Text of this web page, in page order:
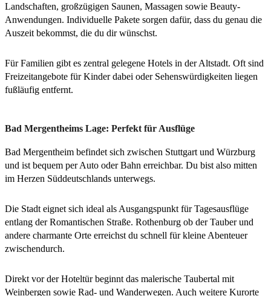
Landschaften, großzügigen Saunen, Massagen sowie Beauty-
Anwendungen. Individuelle Pakete sorgen dafür, dass du genau die
Auszeit bekommst, die du dir wünschst.
Für Familien gibt es zentral gelegene Hotels in der Altstadt. Oft sind
Freizeitangebote für Kinder dabei oder Sehenswürdigkeiten liegen
fußläufig entfernt.
Bad Mergentheims Lage: Perfekt für Ausflüge
Bad Mergentheim befindet sich zwischen Stuttgart und Würzburg
und ist bequem per Auto oder Bahn erreichbar. Du bist also mitten
im Herzen Süddeutschlands unterwegs.
Die Stadt eignet sich ideal als Ausgangspunkt für Tagesausflüge
entlang der Romantischen Straße. Rothenburg ob der Tauber und
andere charmante Orte erreichst du schnell für kleine Abenteuer
zwischendurch.
Direkt vor der Hoteltür beginnt das malerische Taubertal mit
Weinbergen sowie Rad- und Wanderwegen. Auch weitere Kurorte